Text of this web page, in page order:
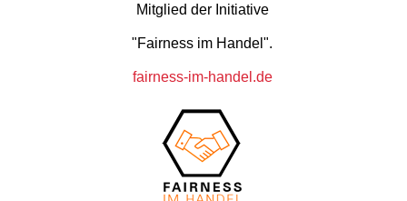
Mitglied der Initiative
"Fairness im Handel".
fairness-im-handel.de